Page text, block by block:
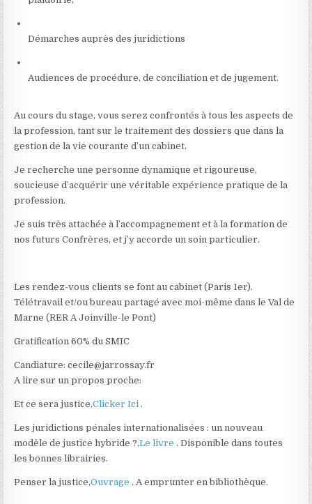
Démarches auprès des juridictions
Audiences de procédure, de conciliation et de jugement.
Au cours du stage, vous serez confrontés à tous les aspects de
la profession, tant sur le traitement des dossiers que dans la
gestion de la vie courante d’un cabinet.
Je recherche une personne dynamique et rigoureuse,
soucieuse d’acquérir une véritable expérience pratique de la
profession.
Je suis très attachée à l’accompagnement et à la formation de
nos futurs Confrères, et j’y accorde un soin particulier.
Les rendez-vous clients se font au cabinet (Paris 1er).
Télétravail et/ou bureau partagé avec moi-même dans le Val de
Marne (RER A Joinville-le Pont)
Gratification 60% du SMIC
Candiature: cecile@jarrossay.fr
A lire sur un propos proche:
Et ce sera justice,Clicker Ici.
Les juridictions pénales internationalisées : un nouveau
modèle de justice hybride ?,Le livre. Disponible dans toutes
les bonnes librairies.
Penser la justice,Ouvrage. A emprunter en bibliothèque.